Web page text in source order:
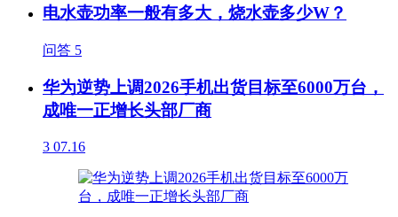
电水壶功率一般有多大，烧水壶多少W？
问答 5
华为逆势上调2026手机出货目标至6000万台，
成唯一正增长头部厂商
3 07.16